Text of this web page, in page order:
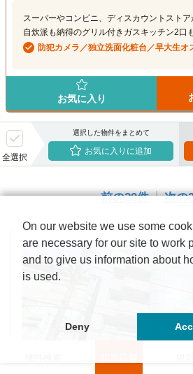
スーパーやコンビニ、ディスカウントストア
自炊派も納得のグリル付きガスキッチン2口
防犯カメラ／独立洗面化粧台／早大生オ
お気に入り
全選択
選択した物件をまとめて
お気に入りに追加
前の20件 次の
On our website we use some
are necessary for our site to work
and to give us information about
is used.
Deny